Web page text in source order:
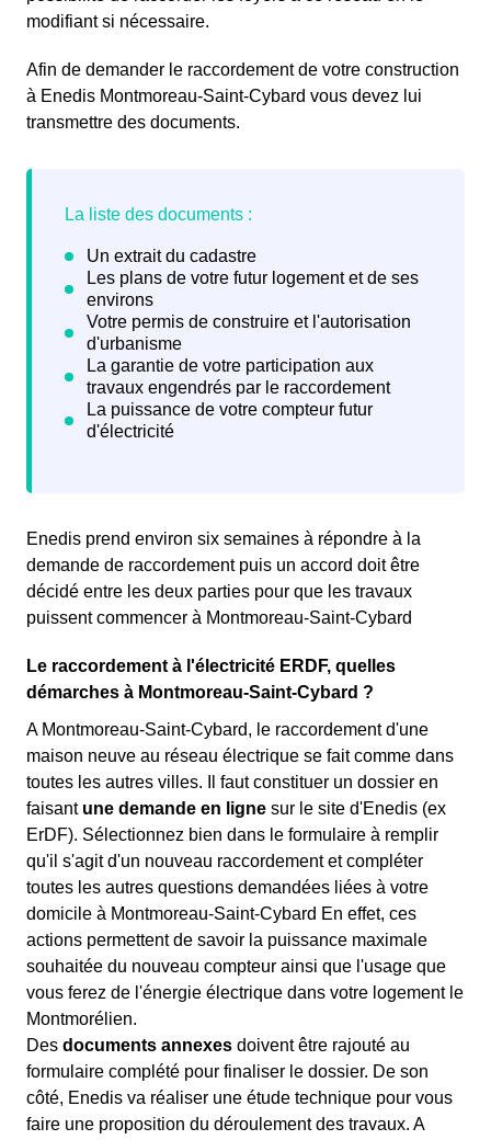
modifiant si nécessaire.
Afin de demander le raccordement de votre construction
à Enedis Montmoreau-Saint-Cybard vous devez lui
transmettre des documents.
Enedis prend environ six semaines à répondre à la
demande de raccordement puis un accord doit être
décidé entre les deux parties pour que les travaux
puissent commencer à Montmoreau-Saint-Cybard
Le raccordement à l'électricité ERDF, quelles
démarches à Montmoreau-Saint-Cybard ?
A Montmoreau-Saint-Cybard, le raccordement d'une
maison neuve au réseau électrique se fait comme dans
toutes les autres villes. Il faut constituer un dossier en
faisant une demande en ligne sur le site d'Enedis (ex
ErDF). Sélectionnez bien dans le formulaire à remplir
qu'il s'agit d'un nouveau raccordement et compléter
toutes les autres questions demandées liées à votre
domicile à Montmoreau-Saint-Cybard En effet, ces
actions permettent de savoir la puissance maximale
souhaitée du nouveau compteur ainsi que l'usage que
vous ferez de l'énergie électrique dans votre logement le
Montmorélien.
Des documents annexes doivent être rajouté au
formulaire complété pour finaliser le dossier. De son
côté, Enedis va réaliser une étude technique pour vous
faire une proposition du déroulement des travaux. A